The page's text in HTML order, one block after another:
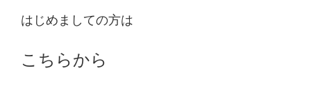
はじめましての方は
こちらから